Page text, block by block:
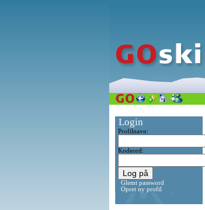
Login
Profilnavn:
Kodeord:
Glemt password
Opret ny profil